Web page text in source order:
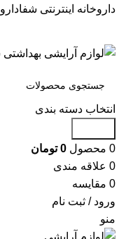
داروخانه اینترنتی شفادارو
انتخاب دسته بندی
0 محصول 0 تومان
0 علاقه مندی
0 مقایسه
ورود / ثبت نام
منو